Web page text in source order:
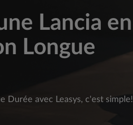
Lancia en
Longue
Durée avec Leasys, c'est simple!